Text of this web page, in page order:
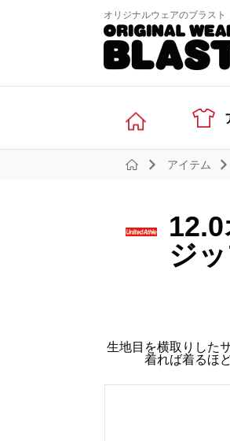
オリジナルウェアのブラスト
アイテム
ジ
生地目を横取りした
着れば着るほ